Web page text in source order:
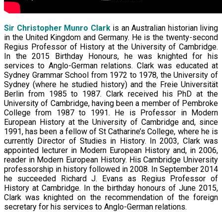
Sir Christopher Munro Clarkis an Australian historian living
in the United Kingdom and Germany. He is the twenty-second
Regius Professor of History at the University of Cambridge.
In the 2015 Birthday Honours, he was knighted for his
services to Anglo-German relations. Clark was educated at
Sydney Grammar School from 1972 to 1978, the University of
Sydney (where he studied history) and the Freie Universität
Berlin from 1985 to 1987. Clark received his PhD at the
University of Cambridge, having been a member of Pembroke
College from 1987 to 1991. He is Professor in Modern
European History at the University of Cambridge and, since
1991, has been a fellow of St Catharine’s College, where he is
currently Director of Studies in History. In 2003, Clark was
appointed lecturer in Modern European History and, in 2006,
reader in Modern European History. His Cambridge University
professorship in history followed in 2008. In September 2014
he succeeded Richard J. Evans as Regius Professor of
History at Cambridge. In the birthday honours of June 2015,
Clark was knighted on the recommendation of the foreign
secretary for his services to Anglo-German relations.